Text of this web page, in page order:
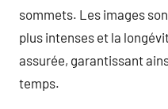
sommets. Les images
plus intenses et la
assurée, garantissant
temps.